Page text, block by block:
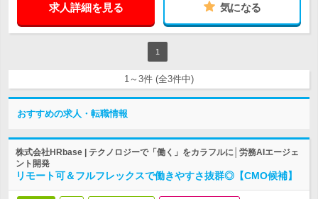
求人詳細を見る 気になる
1
1～3件 (全3件中)
おすすめの求人・転職情報
株式会社HRbase | テクノロジーで「働く」をカラフルに│労務AIエージェ
ント開発
リモート可＆フルフレックスで働きやすさ抜群◎【CMO候補】